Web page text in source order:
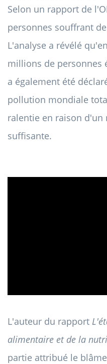
Selon un rapport de
personnes souffrant
L'analyse a révélé
millions de personnes
a également été
pollution mondiale
ralentie en raison
suffisante.
L'auteur du rapport
alimentaire et de la
partie attribué le